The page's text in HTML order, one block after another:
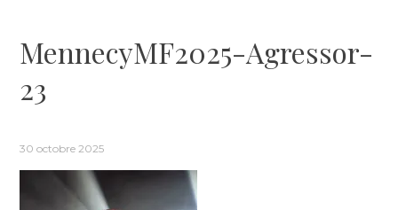
MennecyMF2025-Agressor-
23
30 octobre 2025